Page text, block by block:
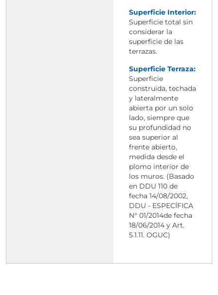
Superficie Interior:
Superficie total sin
considerar la
superficie de las
terrazas.
Superficie Terraza:
Superficie
construida, techada
y lateralmente
abierta por un solo
lado, siempre que
su profundidad no
sea superior al
frente abierto,
medida desde el
plomo interior de
los muros. (Basado
en DDU 110 de
fecha 14/08/2002,
DDU - ESPECÍFICA
N° 01/2014de fecha
18/06/2014 y Art.
5.1.11. OGUC)